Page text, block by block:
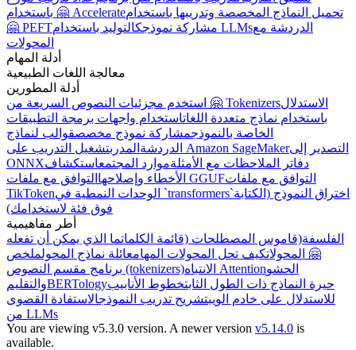
باستخدام 🤗 Accelerateتحميل النماذج المخصصة وتدريبها باستخدام
🤗 PEFT
مشاركة نموذجك التوليد باستخدام LLMsالدردشة مع
المحولات
أدلة المهام
معالجة اللغات الطبيعية
أدلة المطورين
استخدم مجزئيات النصوص السريعة من 🤗 Tokenizersالاستدلال
باستخدام نماذج متعددة اللغاتاستخدام واجهات برمجة التطبيقات
الخاصة بالنموذجمشاركة نموذج مخصصقوالب لنماذج
الدردشة المدرب تشغيل التدريب على Amazon SageMakerالتصدير إلى
ONNX
دفاتر الملاحظات مع الأمثلةموارد المجتمعاستكشاف
الأخطاء وإصلاحها التوافق مع ملفات GGUFالتوافق مع ملفات
TikToken
الوحدات النمطية في `transformers`اختراق النموذج (الكتابة
فوق فئة لاستخدامك)
أطر مفاهيمية
الفلسفة(قاموس المصطلحات (قائمة الكلماتما الذي يمكن أن تفعله
🤗 المحولاتكيف تحل المحولات المهامعائلة نماذج المحولملخص
برنامج مقسم النصوص (tokenizers)
الانتباه Attentionالحشو
والتقليمBERTology حيرة النماذج ذات الطول الثابتخطوط الأنابيب
للاستدلال على خادم الويبتشريح تدريب النموذجالاستفادة القصوى
من LLMs
You are viewing v5.3.0 version. A newer version v5.14.0 is
available.